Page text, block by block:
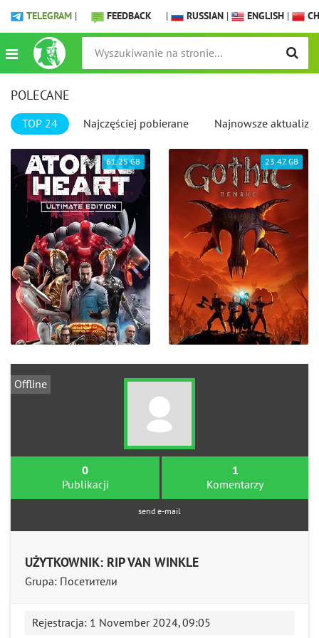
TELEGRAM | FEEDBACK | RUSSIAN | ENGLISH |
POLECANE
TOP 24 Najczęściej pobierane Najnowsze
61.25 GB 23.47 GB
Offline
0
Publikacji
1
Komentarzy
send e-mail
UŻYTKOWNIK: RIP VAN WINKLE
Grupa: Посетители
Rejestracja: 1 November 2024, 09:05